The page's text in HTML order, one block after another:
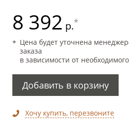
8 392 р.*
Цена будет уточнена
заказа
в зависимости от
Добавить в корзину
Хочу купить, перезвоните